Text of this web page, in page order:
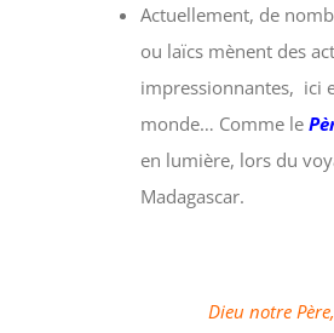
Actuellement, de
ou laïcs mènent des
impressionnantes, ici
monde… Comme le
en lumière, lors du
Madagascar.
Dieu notre Père,